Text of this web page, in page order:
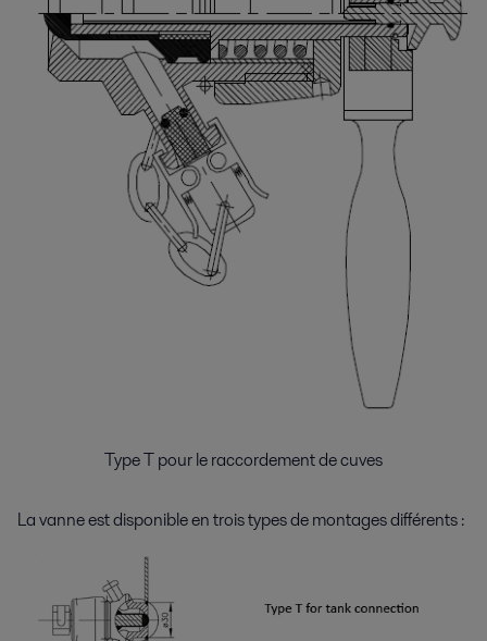
Type T pour le raccordement de cuves
La vanne est disponible en trois types de montages différents :